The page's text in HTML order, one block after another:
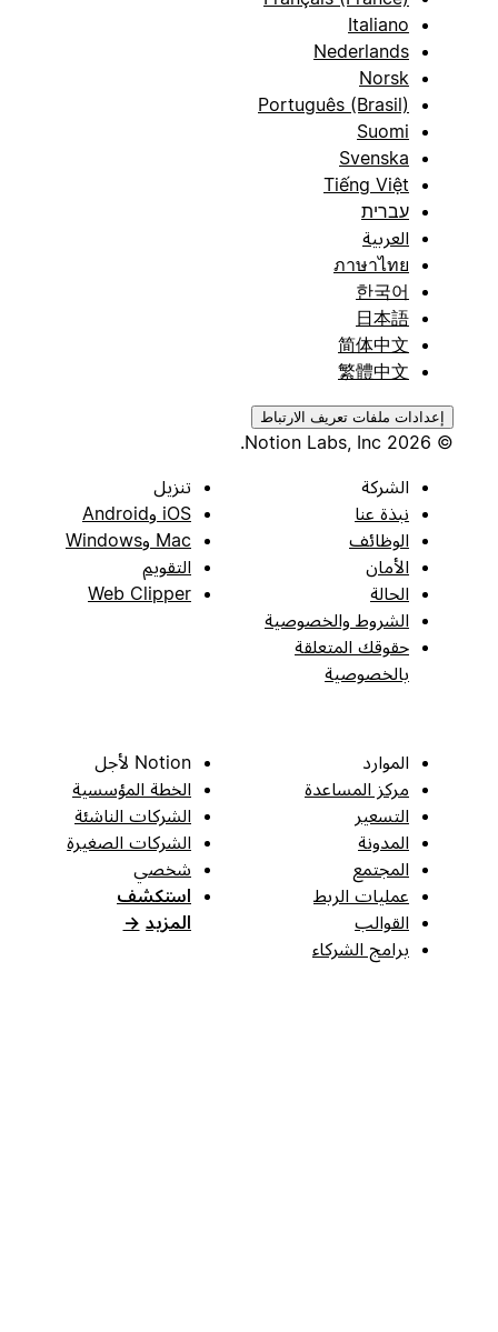
Italiano
Nederlands
Norsk
Português (Brasil)
Suomi
Svenska
Tiếng Việt
עברית
العربية
ภาษาไทย
한국어
日本語
简体中文
繁體中文
إعدادات ملفات تعريف الارتباط
الشركة
نبذة عنا
الوظائف
الأمان
الحالة
الشروط والخصوصية
حقوقك المتعلقة
بالخصوصية
تنزيل
iOS وAndroid
Mac وWindows
التقويم
Web Clipper
الموارد
مركز المساعدة
التسعير
المدونة
المجتمع
عمليات الربط
القوالب
برامج الشركاء
Notion لأجل
الخطة المؤسسية
الشركات الناشئة
الشركات الصغيرة
شخصي
استكشف
المزيد →